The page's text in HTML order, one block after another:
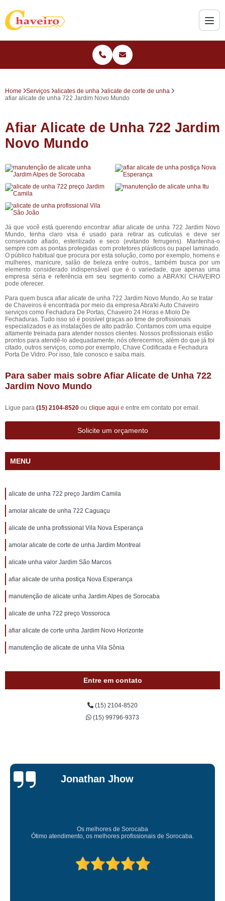
Home Serviços alicates de unha
alicate de corte de unha
afiar alicate de unha 722 Jardim Novo Mundo
Afiar Alicate de Unha 722 Jardim
Novo Mundo
Já que você está querendo encontrar afiar alicate de unha 722 Jardim Novo
Mundo, tenha claro visa é usado para retirar as cutículas e deve ser
conservado afiado, esterilizado e seco (evitando ferrugens). Mantenha-o
sempre com as pontas protegidas com protetores plásticos ou papel laminado.
O público habitual que procura por esta solução, como por exemplo, homens e
mulheres, manicure, salão de beleza entre outros., também busca por um
elemento considerado indispensável que é o variedade, que apenas uma
empresa séria e referência em seu segmento como a ABRA'KI CHAVEIRO
pode oferecer.
Para quem busca afiar alicate de unha 722 Jardim Novo Mundo, Ao se tratar
de Chaveiros é encontrada por meio da empresa Abra'ki Auto Chaveiro
serviços como Fechadura De Portas, Chaveiro 24 Horas e Miolo De
Fechaduras. Tudo isso só é possível graças ao time de profissionais
especializados e as instalações de alto padrão. Contamos com uma equipe
altamente treinada para atender nossos clientes. Nossos profissionais estão
prontos para atendê-lo adequadamente, nós oferecermos, além do que já foi
citado, outros serviços, como por exemplo, Chave Codificada e Fechadura
Porta De Vidro. Por isso, fale conosco e saiba mais.
Para saber mais sobre Afiar Alicate de Unha 722
Jardim Novo Mundo
Ligue para (15) 2104-8520 ou clique aqui e entre em contato por email.
Solicite um orçamento
MENU
alicate de unha 722 preço Jardim Camila
amolar alicate de unha 722 Caguaçu
alicate de unha profissional Vila Nova Esperança
amolar alicate de corte de unha Jardim Montreal
alicate unha valor Jardim São Marcos
afiar alicate de unha postiça Nova Esperança
manutenção de alicate unha Jardim Alpes de Sorocaba
alicate de unha 722 preço Vossoroca
afiar alicate de corte unha Jardim Novo Horizonte
manutenção de alicate de unha Vila Sônia
Entre em contato
(15) 2104-8520
(15) 99796-9373
Sorocaba.
Amei o atendimento. Preco super bom. Superou
Deixou o meu bem super